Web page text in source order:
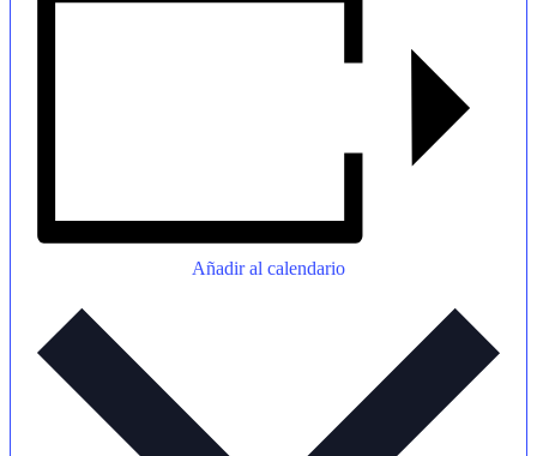
Añadir al calendario